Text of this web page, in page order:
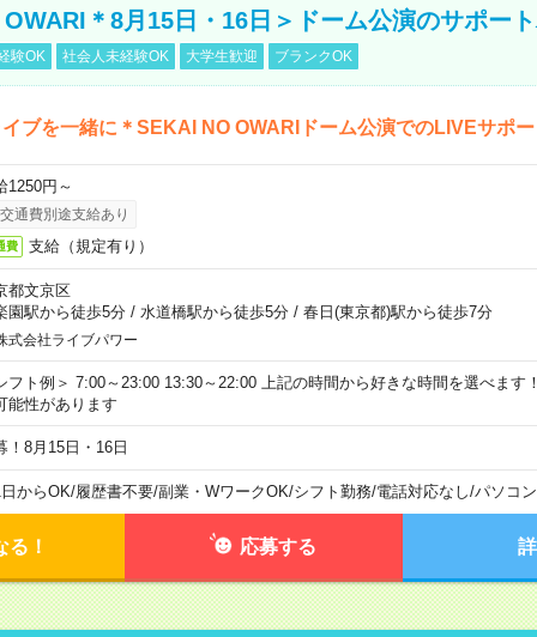
＊8月15日・16日＞ドーム公演のサポー
験OK 社会人未経験OK 大学生歓迎 ブランクOK
ブを一緒に＊SEKAI NO OWARIドーム公演でのLIVEサポ
1250円～
交通費別途支給あり
費 支給（規定有り）
都文京区
園駅から徒歩5分/ 水道橋駅から徒歩5分/ 春日(東京都)駅から徒歩7分
式会社ライブパワー
フト例＞ 7:00～23:00 13:30～22:00 上記の時間から好きな時間を選べま
能性があります
！8月15日・16日
からOK/履歴書不要/副業・WワークOK/シフト勤務/電話対応なし/パソコ
る！ 応募する